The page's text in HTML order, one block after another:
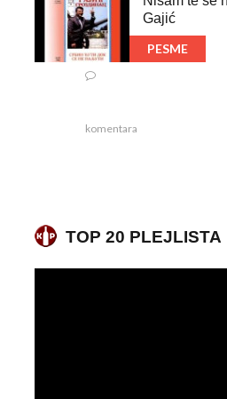
Gajić
PESME
komentara
TOP 20 PLEJLISTA